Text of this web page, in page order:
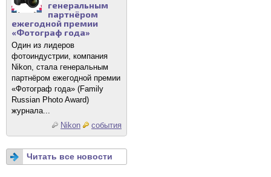
генеральным
партнёром
ежегодной премии
«Фотограф года»
Один из лидеров
фотоиндустрии, компания
Nikon, стала генеральным
партнёром ежегодной премии
«Фотограф года» (Family
Russian Photo Award)
журнала...
Nikon
события
Читать все новости